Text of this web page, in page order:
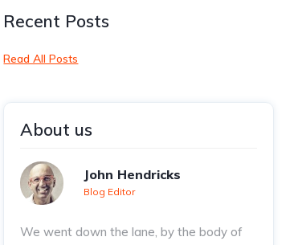
Recent Posts
Read All Posts
About us
John Hendricks
Blog Editor
We went down the lane, by the body of